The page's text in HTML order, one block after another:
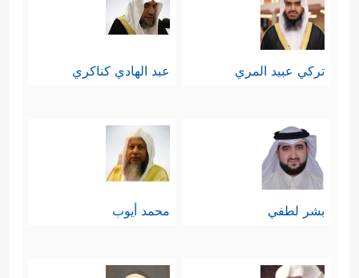
تركي عبيد المري عبد الهادي كناكري
بشر لطفي محمد أيوب